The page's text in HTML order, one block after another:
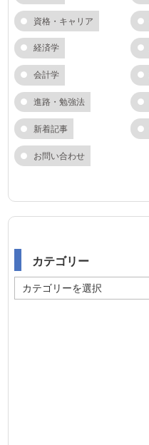
資格・キャリア
経済学
会計学
進路・勉強法
新着記事
お問い合わせ
カテゴリー
テ